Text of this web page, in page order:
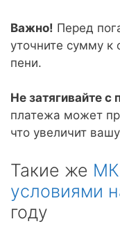
Важно! Перед
уточните сумму к
пени.
Не затягивайте с
платежа может
что увеличит
Такие же
условиями
году